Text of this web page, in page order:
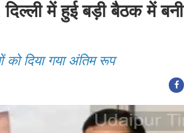
में हुई बड़ी बैठक में बनी
को दिया गया अंतिम रूप